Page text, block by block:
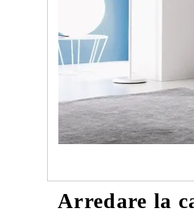
Arredare la